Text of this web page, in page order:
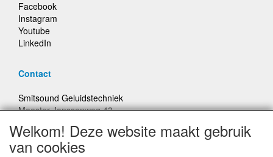
Facebook
Instagram
Youtube
LinkedIn
Contact
Smitsound Geluidstechniek
Meester Janssenweg 43
E-mail: info@smitsound.nl
Telefoon: +31-(0)6-22256322
Welkom! Deze website maakt gebruik
van cookies